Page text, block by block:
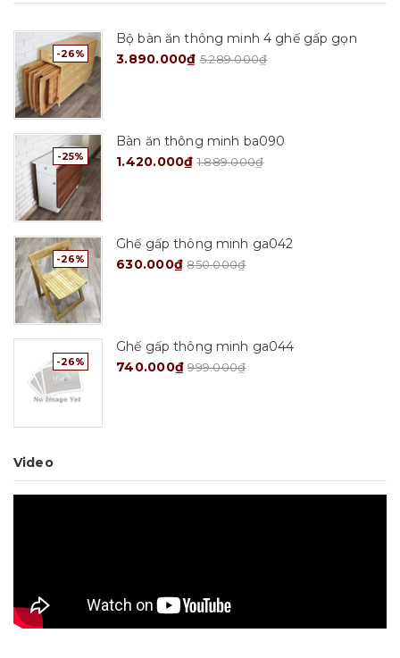
-26%
Bộ bàn ăn thông minh 4 ghế gấp gọn
3.890.000₫ 5.289.000₫
-25%
Bàn ăn thông minh ba090
1.420.000₫ 1.889.000₫
-26%
Ghế gấp thông minh ga042
630.000₫ 850.000₫
-26%
Ghế gấp thông minh ga044
740.000₫ 999.000₫
Video